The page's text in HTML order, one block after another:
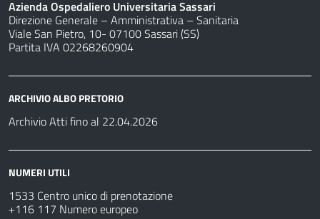
Azienda Ospedaliero Universitaria Sassari
Direzione Generale – Amministrativa – Sanitaria
Viale San Pietro, 10- 07100 Sassari (SS)
Partita IVA 02268260904
ARCHIVIO ALBO PRETORIO
Archivio Atti fino al 22.04.2026
NUMERI UTILI
1533 Centro unico di prenotazione
+116 117 Numero europeo